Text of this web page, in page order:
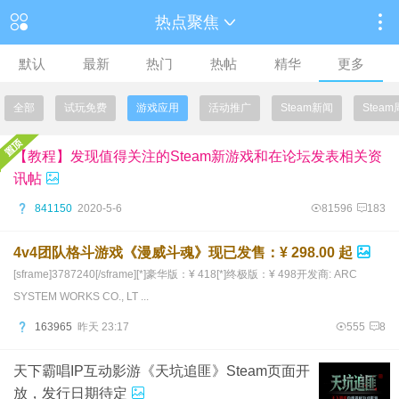
热点聚焦
默认 最新 热门 热帖 精华 更多
全部 试玩免费 游戏应用 活动推广 Steam新闻 Steam
【教程】发现值得关注的Steam新游戏和在论坛发表相关资
讯帖
841150 2020-5-6 81596 183
4v4团队格斗游戏《漫威斗魂》现已发售：¥ 298.00 起
[sframe]3787240[/sframe][*]豪华版：¥ 418[*]终极版：¥ 498开发商: ARC
SYSTEM WORKS CO., LT ...
163965 昨天 23:17 555 8
天下霸唱IP互动影游《天坑追匪》Steam页面开
放，发行日期待定